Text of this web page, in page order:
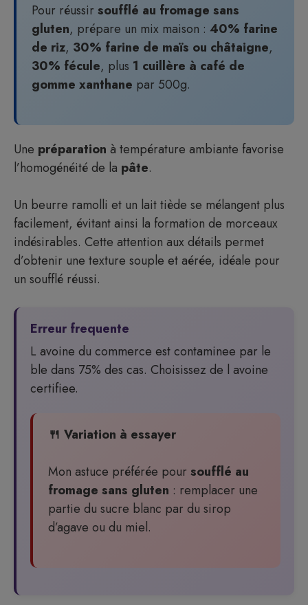
Pour réussir soufflé au fromage sans
gluten, prépare un mix maison : 40% farine
de riz, 30% farine de maïs ou châtaigne,
30% fécule, plus 1 cuillère à café de
gomme xanthane par 500g.
Une préparation à température ambiante favorise
l’homogénéité de la pâte.
Un beurre ramolli et un lait tiède se mélangent plus
facilement, évitant ainsi la formation de morceaux
indésirables. Cette attention aux détails permet
d’obtenir une texture souple et aérée, idéale pour
un soufflé réussi.
Erreur frequente
L avoine du commerce est contaminee par le
ble dans 75% des cas. Choisissez de l avoine
certifiee.
🍴 Variation à essayer
Mon astuce préférée pour soufflé au
fromage sans gluten : remplacer une
partie du sucre blanc par du sirop
d’agave ou du miel.